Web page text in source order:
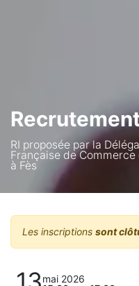
RI proposée par la
Française de Commerce
à Fès
Les inscriptions sont
mai 2026